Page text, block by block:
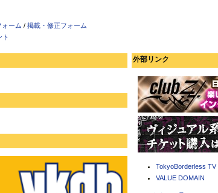
ォーム / 掲載・修正フォーム
ト
外部リンク
TokyoBorderless TV
VALUE DOMAIN